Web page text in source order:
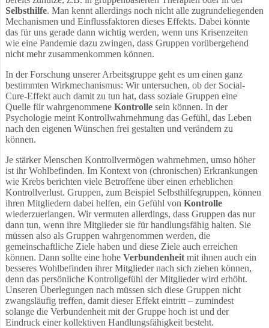
Selbsthilfe. Man kennt allerdings noch nicht alle zugrundeliegenden
Mechanismen und Einflussfaktoren dieses Effekts. Dabei könnte
das für uns gerade dann wichtig werden, wenn uns Krisenzeiten
wie eine Pandemie dazu zwingen, dass Gruppen vorübergehend
nicht mehr zusammenkommen können.
In der Forschung unserer Arbeitsgruppe geht es um einen ganz
bestimmten Wirkmechanismus: Wir untersuchen, ob der Social-
Cure-Effekt auch damit zu tun hat, dass soziale Gruppen eine
Quelle für wahrgenommene Kontrollesein können. In der
Psychologie meint Kontrollwahrnehmung das Gefühl, das Leben
nach den eigenen Wünschen frei gestalten und verändern zu
können.
Je stärker Menschen Kontrollvermögen wahrnehmen, umso höher
ist ihr Wohlbefinden. Im Kontext von (chronischen) Erkrankungen
wie Krebs berichten viele Betroffene über einen erheblichen
Kontrollverlust. Gruppen, zum Beispiel Selbsthilfegruppen, können
ihren Mitgliedern dabei helfen, ein Gefühl von Kontrolle
wiederzuerlangen. Wir vermuten allerdings, dass Gruppen das nur
dann tun, wenn ihre Mitglieder sie für handlungsfähig halten. Sie
müssen also als Gruppen wahrgenommen werden, die
gemeinschaftliche Ziele haben und diese Ziele auch erreichen
können. Dann sollte eine hohe Verbundenheit mit ihnen auch ein
besseres Wohlbefinden ihrer Mitglieder nach sich ziehen können,
denn das persönliche Kontrollgefühl der Mitglieder wird erhöht.
Unseren Überlegungen nach müssen sich diese Gruppen nicht
zwangsläufig treffen, damit dieser Effekt eintritt – zumindest
solange die Verbundenheit mit der Gruppe hoch ist und der
Eindruck einer kollektiven Handlungsfähigkeit besteht.